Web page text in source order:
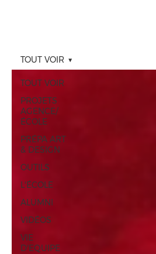
TOUT VOIR
PROJETS
AGENCE/
ÉCOLE
PRÉPA ART
& DESIGN
OUTILS
L'ÉCOLE
ALUMNI
VIDÉOS
VIE
D'EQUIPE
TOUT VOIR